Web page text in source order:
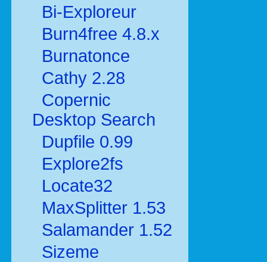
Bi-Exploreur
Burn4free 4.8.x
Burnatonce
Cathy 2.28
Copernic
Desktop Search
Dupfile 0.99
Explore2fs
Locate32
MaxSplitter 1.53
Salamander 1.52
Sizeme